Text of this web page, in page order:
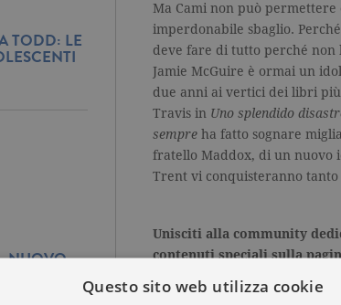
Ma Cami non può permettere
imperdonabile sbaglio.
deve fare di tutto perché non
Jamie McGuire è ormai un
due anni ai vertici dei libri
Travis in Uno splendido
sempre ha fatto sognare
fratello Maddox, di un nuovo
Trent vi conquisteranno
Unisciti alla community
contenuti speciali sulla
TODD: LE
NUOVO
LA Questo sito web utilizza cookie